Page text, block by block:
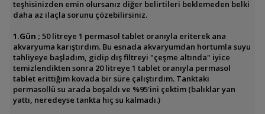
teşhisinizden emin olursanız diğer belirtileri beklemeden belki
daha az ilaçla sorunu çözebilirsiniz.
1.Gün ; 50 litreye 1 permasol tablet oranıyla eriterek ana
akvaryuma karıştırdım. Bu esnada akvaryumdan hortumla suyu
tahliyeye başladım, gidip dış filtreyi "çeşme altında" iyice
temizlendikten sonra 20 litreye 1 tablet oranıyla permasol
tablet erittiğim kovada bir süre çalıştırdım. Tanktaki
permasollü su arada boşaldı ve %95'ini çektim (balıklar yan
yattı, neredeyse tankta hiç su kalmadı.)